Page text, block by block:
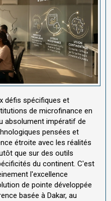
défis spécifiques et
de microfinance en
absolument impératif de
pensées et
étroite avec les réalités
que sur des outils
du continent. C'est
l'excellence
de pointe développée
basée à Dakar, au